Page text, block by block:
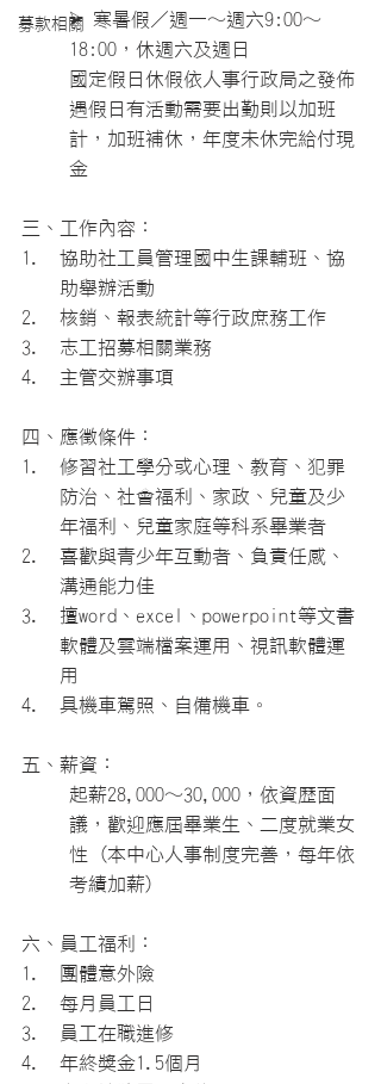
募款相關⮚ 寒暑假／週一～週六9:00～
18:00，休週六及週日
國定假日休假依人事行政局之發佈
遇假日有活動需要出勤則以加班
計，加班補休，年度未休完給付現
金
三、工作內容：
協助社工員管理國中生課輔班、協
助舉辦活動
核銷、報表統計等行政庶務工作
志工招募相關業務
主管交辦事項
四、應徵條件：
修習社工學分或心理、教育、犯罪
防治、社會福利、家政、兒童及少
年福利、兒童家庭等科系畢業者
喜歡與青少年互動者、負責任感、
溝通能力佳
擅word、excel、powerpoint等文書
軟體及雲端檔案運用、視訊軟體運
用
具機車駕照、自備機車。
五、薪資：
起薪28,000～30,000，依資歷面
議，歡迎應屆畢業生、二度就業女
性 (本中心人事制度完善，每年依
考績加薪)
六、員工福利：
團體意外險
每月員工日
員工在職進修
年終獎金1.5個月